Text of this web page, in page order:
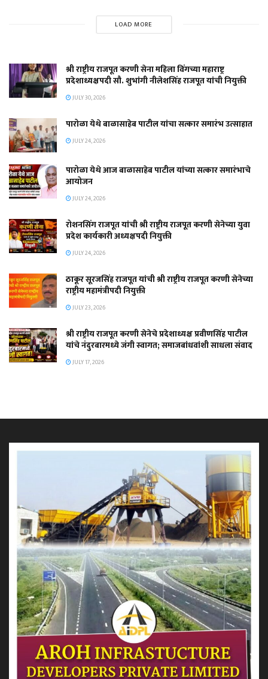
LOAD MORE
श्री राष्ट्रीय राजपूत करणी सेना महिला विंगच्या महाराष्ट्र
प्रदेशाध्यक्षपदी सौ. शुभांगी नीलेशसिंह राजपूत यांची नियुक्ती
JULY 30, 2026
पारोळा येथे बाळासाहेब पाटील यांचा सत्कार समारंभ उत्साहात
JULY 24, 2026
पारोळा येथे आज बाळासाहेब पाटील यांच्या सत्कार समारंभाचे
आयोजन
JULY 24, 2026
रोशनसिंग राजपूत यांची श्री राष्ट्रीय राजपूत करणी सेनेच्या युवा
प्रदेश कार्यकारी अध्यक्षपदी नियुक्ती
JULY 24, 2026
ठाकूर सूरजसिंह राजपूत यांची श्री राष्ट्रीय राजपूत करणी सेनेच्या
राष्ट्रीय महामंत्रीपदी नियुक्ती
JULY 23, 2026
श्री राष्ट्रीय राजपूत करणी सेनेचे प्रदेशाध्यक्ष प्रवीणसिंह पाटील
यांचे नंदुरबारमध्ये जंगी स्वागत; समाजबांधवांशी साधला संवाद
JULY 17, 2026